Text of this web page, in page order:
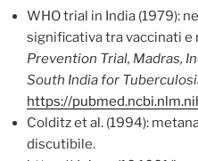
WHO trial in India (1979):
significativa tra vaccinati e
Prevention Trial, Madras,
South India for
https://
Colditz et al. (1994):
discutibile.